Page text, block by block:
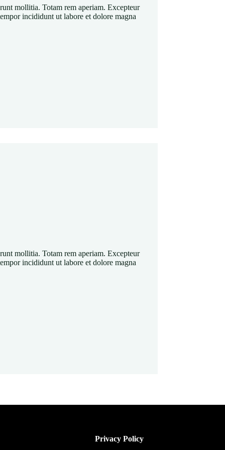
mollitia. Totam rem aperiam. Excepteur
incididunt ut labore et dolore magna
mollitia. Totam rem aperiam. Excepteur
incididunt ut labore et dolore magna
Privacy Policy